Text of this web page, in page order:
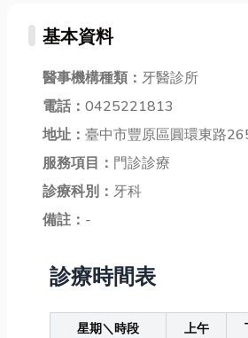
基本資料
醫事機構種類： 牙醫診所
電話： 0425221813
地址： 臺中市豐原區圓環東路
服務項目： 門診診療
診療科別： 牙科
備註： -
診療時間表
星期＼時段 上午